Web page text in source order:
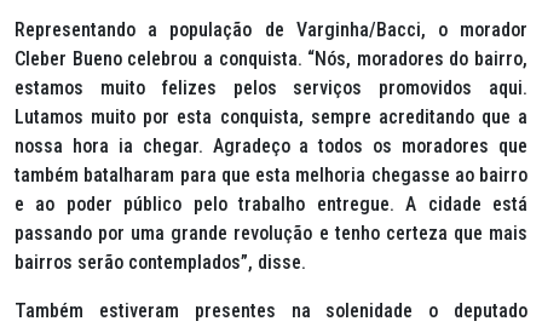
Representando a população de Varginha/Bacci, o morador
Cleber Bueno celebrou a conquista. “Nós, moradores do bairro,
estamos muito felizes pelos serviços promovidos aqui.
Lutamos muito por esta conquista, sempre acreditando que a
nossa hora ia chegar. Agradeço a todos os moradores que
também batalharam para que esta melhoria chegasse ao bairro
e ao poder público pelo trabalho entregue. A cidade está
passando por uma grande revolução e tenho certeza que mais
bairros serão contemplados”, disse.
Também estiveram presentes na solenidade o deputado